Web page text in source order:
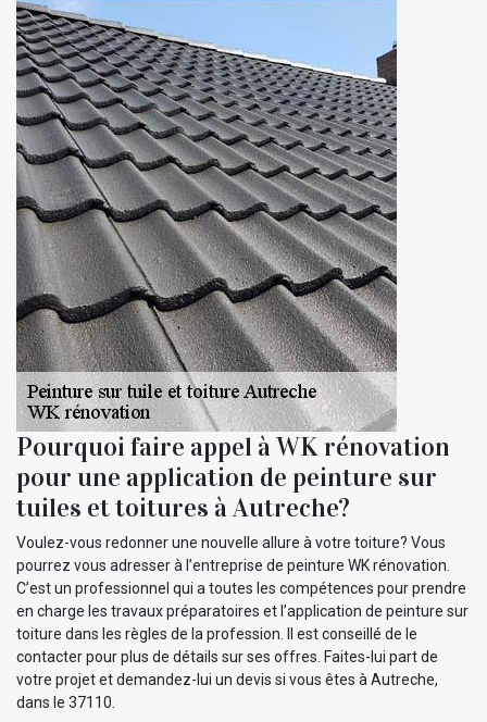
Pourquoi faire appel à WK rénovation
pour une application de peinture sur
tuiles et toitures à Autreche?
Voulez-vous redonner une nouvelle allure à votre toiture? Vous
pourrez vous adresser à l’entreprise de peinture WK rénovation.
C’est un professionnel qui a toutes les compétences pour prendre
en charge les travaux préparatoires et l’application de peinture sur
toiture dans les règles de la profession. Il est conseillé de le
contacter pour plus de détails sur ses offres. Faites-lui part de
votre projet et demandez-lui un devis si vous êtes à Autreche,
dans le 37110.